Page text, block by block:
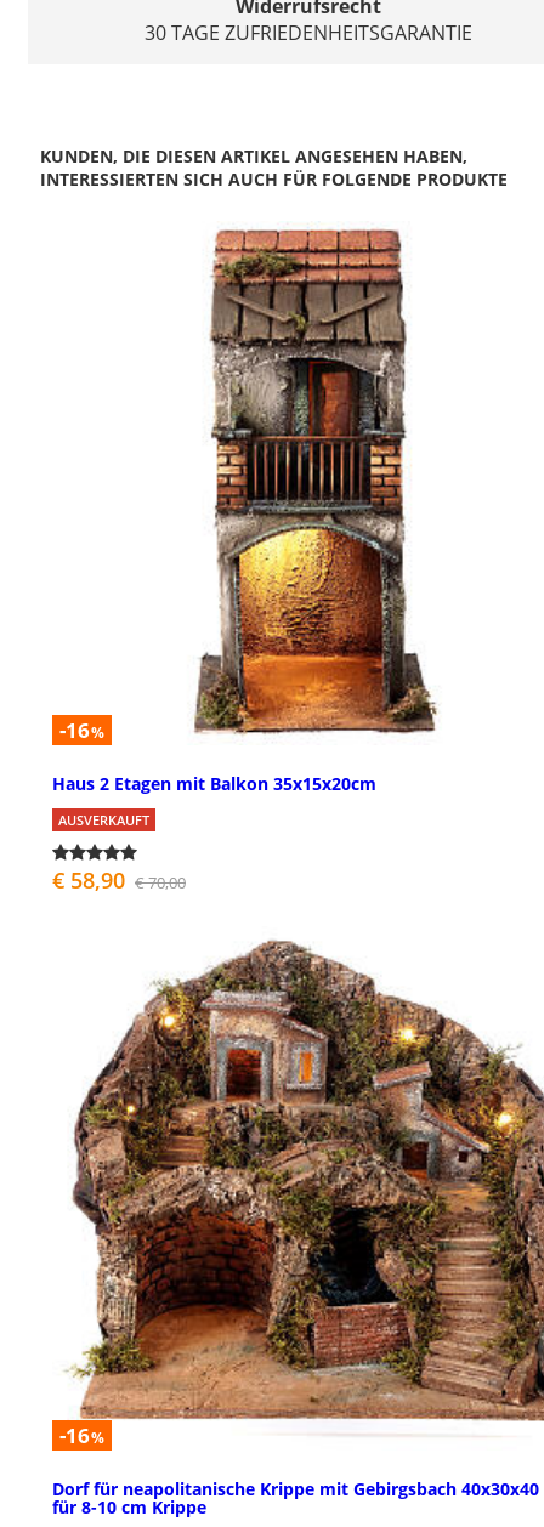
Widerrufsrecht
30 TAGE ZUFRIEDENHEITSGARANTIE
KUNDEN, DIE DIESEN ARTIKEL ANGESEHEN HABEN,
INTERESSIERTEN SICH AUCH FÜR FOLGENDE PRODUKTE
-16%
Haus 2 Etagen mit Balkon 35x15x20cm
AUSVERKAUFT
€ 58,90 € 70,00
-16%
Dorf für neapolitanische Krippe mit Gebirgsbach 40x30x40
für 8-10 cm Krippe